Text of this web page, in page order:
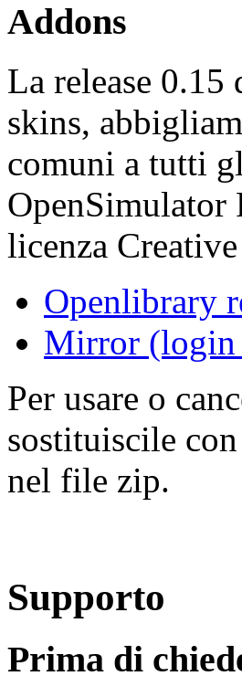
Addons
La release
skins,
comuni a tutti
OpenSimulator
licenza
Openlibrary
Mirror (login
Per usare o
sostituiscile
nel file zip.
Supporto
Prima di